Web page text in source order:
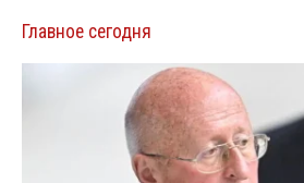
Главное сегодня